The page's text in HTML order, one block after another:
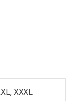
XXXL